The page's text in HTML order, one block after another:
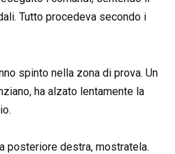
Tutto procedeva secondo i
spinto nella zona di prova. Un
ha alzato lentamente la
posteriore destra, mostratela.